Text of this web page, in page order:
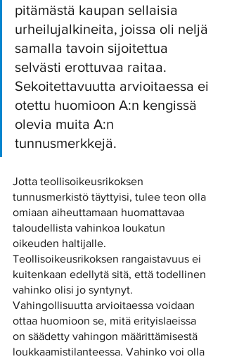
pitämästä kaupan sellaisia
urheilujalkineita, joissa oli neljä
samalla tavoin sijoitettua
selvästi erottuvaa raitaa.
Sekoitettavuutta arvioitaessa ei
otettu huomioon A:n kengissä
olevia muita A:n
tunnusmerkkejä.
Jotta teollisoikeusrikoksen
tunnusmerkistö täyttyisi, tulee teon olla
omiaan aiheuttamaan huomattavaa
taloudellista vahinkoa loukatun
oikeuden haltijalle.
Teollisoikeusrikoksen rangaistavuus ei
kuitenkaan edellytä sitä, että todellinen
vahinko olisi jo syntynyt.
Vahingollisuutta arvioitaessa voidaan
ottaa huomioon se, mitä erityislaeissa
on säädetty vahingon määrittämisestä
loukkaamistilanteessa. Vahinko voi olla